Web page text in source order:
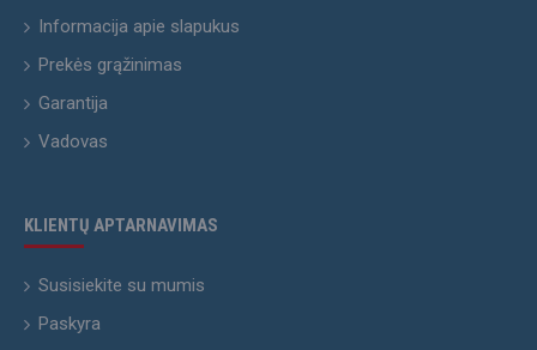
Informacija apie slapukus
Prekės grąžinimas
Garantija
Vadovas
KLIENTŲ APTARNAVIMAS
Susisiekite su mumis
Paskyra